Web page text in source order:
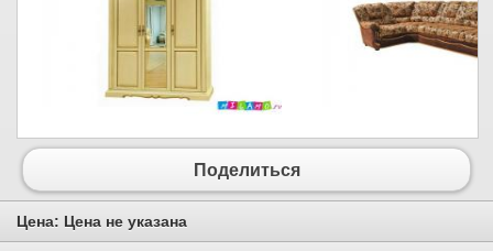
Поделиться
Цена: Цена не указана